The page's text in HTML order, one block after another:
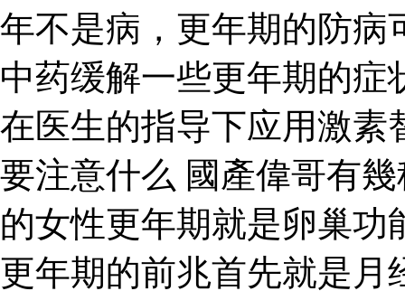
年不是病，更年期的防病
中药缓解一些更年期的
在医生的指导下应用激素
要注意什么 國產偉哥有
的女性更年期就是卵巢
更年期的前兆首先就是月